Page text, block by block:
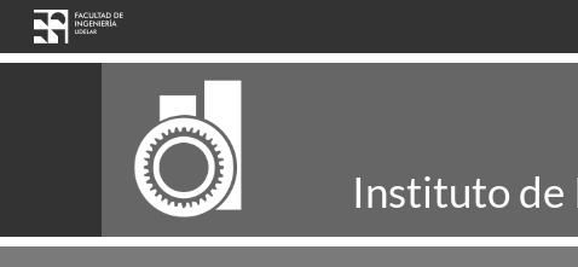
Pasar al contenido principal
Instituto de